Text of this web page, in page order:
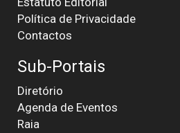
Política de Privacidade
Contactos
Sub-Portais
Diretório
Agenda de Eventos
Raia